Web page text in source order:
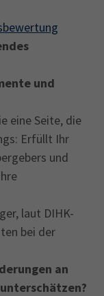
und
eine Seite, die
Erfüllt Ihr
und
laut DIHK-
bei der
an